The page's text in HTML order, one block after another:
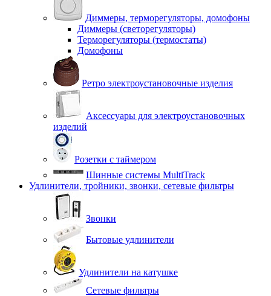
Диммеры, терморегуляторы, домофоны
Диммеры (светорегуляторы)
Терморегуляторы (термостаты)
Домофоны
Ретро электроустановочные изделия
Аксессуары для электроустановочных
изделий
Розетки с таймером
Шинные системы MultiTrack
Удлинители, тройники, звонки, сетевые фильтры
Звонки
Бытовые удлинители
Удлинители на катушке
Сетевые фильтры